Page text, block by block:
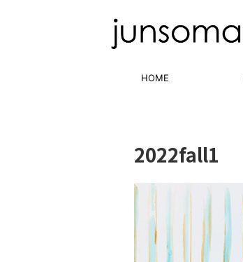
HOME
2022fall1